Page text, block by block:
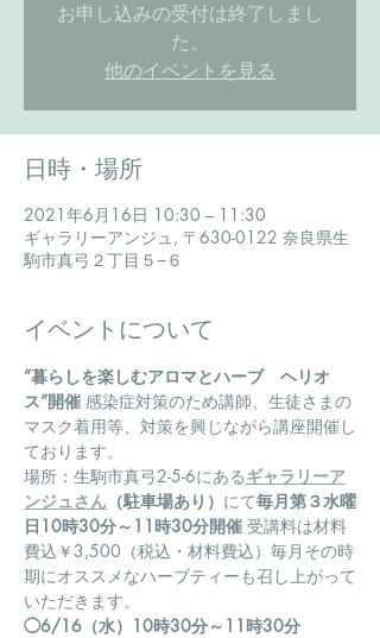
お申し込みの受付は終了しまし
た。
他のイベントを見る
日時・場所
2021年6月16日 10:30 – 11:30
ギャラリーアンジュ, 〒630-0122 奈良県生
駒市真弓２丁目５−６
イベントについて
”暮らしを楽しむアロマとハーブ　ヘリオ
ス”開催 感染症対策のため講師、生徒さまの
マスク着用等、対策を興じながら講座開催し
ております。
場所：生駒市真弓2-5-6にあるギャラリーア
ンジュさん （駐車場あり） にて毎月第３水曜
日10時30分～11時30分開催 受講料は材料
費込￥3,500（税込・材料費込）毎月その時
期にオススメなハーブティーも召し上がって
いただきます。
◯6/16（水）10時30分～11時30分